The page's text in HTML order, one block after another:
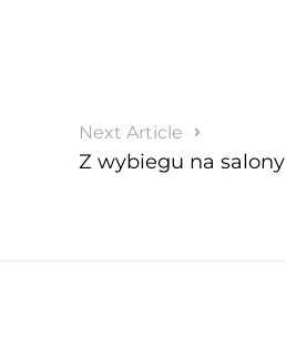
Next Article
Z wybiegu na salony